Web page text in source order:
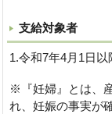
支給対象者
1.令和7年4月1日
※『妊婦』とは、
れ、妊娠の事実が